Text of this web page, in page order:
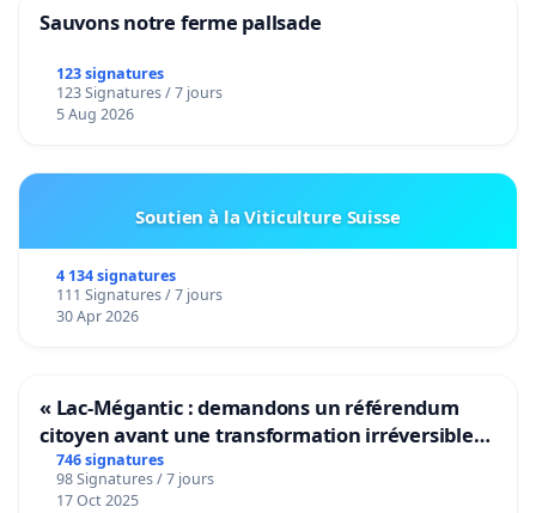
Sauvons notre ferme pallsade
123 signatures
123 Signatures / 7 jours
5 Aug 2026
Soutien à la Viticulture Suisse
4 134 signatures
111 Signatures / 7 jours
30 Apr 2026
« Lac-Mégantic : demandons un référendum
citoyen avant une transformation irréversible
de notre territoire »
746 signatures
98 Signatures / 7 jours
17 Oct 2025